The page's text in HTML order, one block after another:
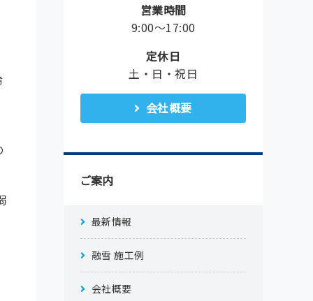
営業時間
9:00〜17:00
定休日
土・日・祝日
会社概要
ご案内
最新情報
融雪 施工例
会社概要